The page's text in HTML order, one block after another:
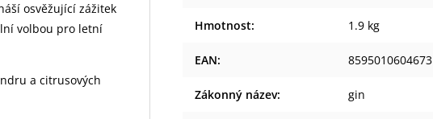
osvěžující zážitek
volbou pro letní
a citrusových
Hmotnost: 1.9 kg
EAN: 8595010604673
Zákonný název: gin